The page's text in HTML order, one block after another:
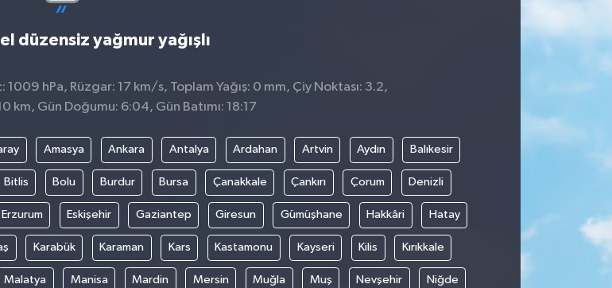
düzensiz yağmur yağışlı
1009 hPa, Rüzgar: 17 km/s, Toplam Yağış: 0 mm, Çiy Noktası: 3.2,
km, Gün Doğumu: 6:04, Gün Batımı: 18:17
Amasya Ankara Antalya Ardahan Artvin Aydın Balıkesir
Bitlis Bolu Burdur Bursa Çanakkale Çankırı Çorum Denizli
Erzurum Eskişehir Gaziantep Giresun Gümüşhane Hakkâri Hatay
Karabük Karaman Kars Kastamonu Kayseri Kilis Kırıkkale
Malatya Manisa Mardin Mersin Muğla Muş Nevşehir Niğde